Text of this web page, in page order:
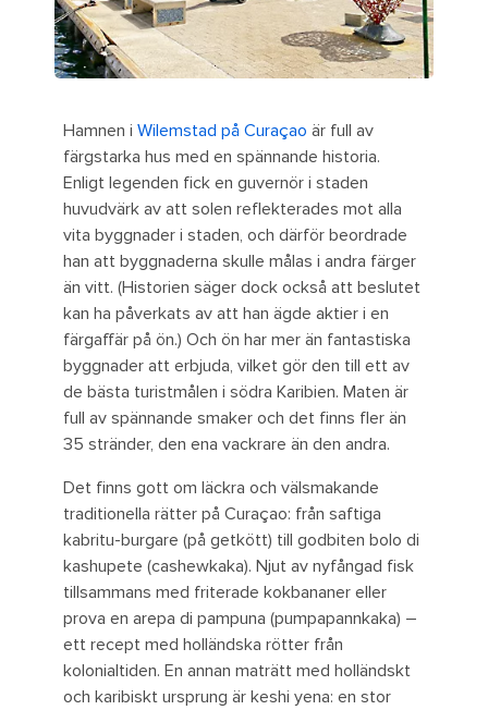
Hamnen i Wilemstad på Curaçao är full av
färgstarka hus med en spännande historia.
Enligt legenden fick en guvernör i staden
huvudvärk av att solen reflekterades mot alla
vita byggnader i staden, och därför beordrade
han att byggnaderna skulle målas i andra färger
än vitt. (Historien säger dock också att beslutet
kan ha påverkats av att han ägde aktier i en
färgaffär på ön.) Och ön har mer än fantastiska
byggnader att erbjuda, vilket gör den till ett av
de bästa turistmålen i södra Karibien. Maten är
full av spännande smaker och det finns fler än
35 stränder, den ena vackrare än den andra.
Det finns gott om läckra och välsmakande
traditionella rätter på Curaçao: från saftiga
kabritu-burgare (på getkött) till godbiten bolo di
kashupete (cashewkaka). Njut av nyfångad fisk
tillsammans med friterade kokbananer eller
prova en arepa di pampuna (pumpapannkaka) –
ett recept med holländska rötter från
kolonialtiden. En annan maträtt med holländskt
och karibiskt ursprung är keshi yena: en stor